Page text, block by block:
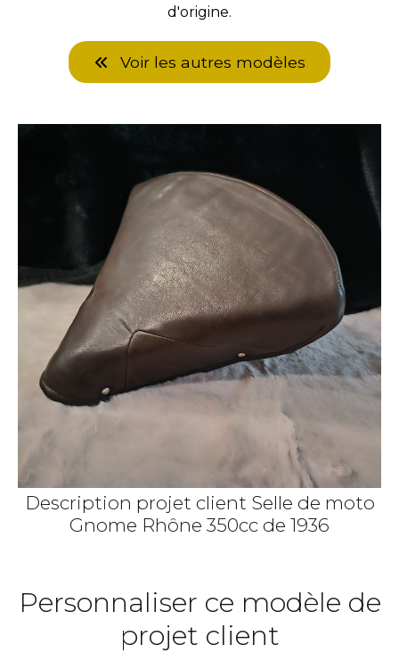
d'origine.
Voir les autres modèles
Description projet client Selle de moto
Gnome Rhône 350cc de 1936
Personnaliser ce modèle de
projet client